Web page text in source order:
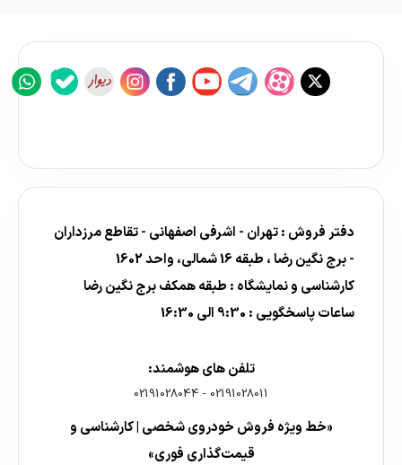
دفتر فروش : تهران - اشرفی اصفهانی - تقاطع مرزداران
- برج نگین رضا ، طبقه 16 شمالی، واحد 1602
کارشناسی و نمایشگاه : طبقه همکف برج نگین رضا
ساعات پاسخگویی : 9:30 الی 16:30
تلفن های هوشمند:
02191028011
-
02191028044
«خط ویژه فروش خودروی شخصی | کارشناسی و
قیمت‌گذاری فوری»